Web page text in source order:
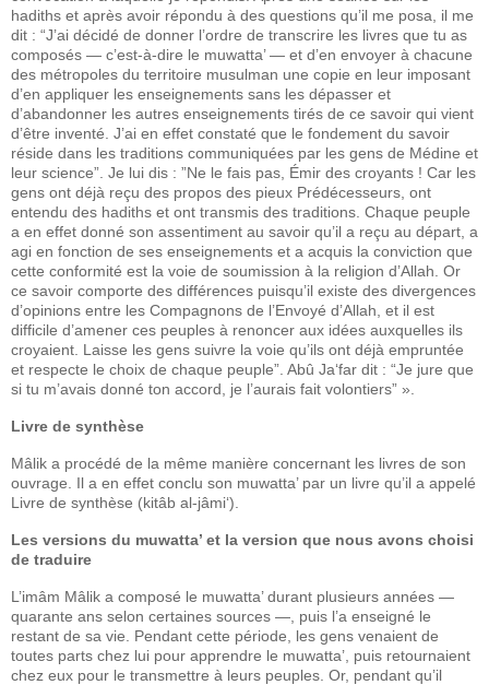
hadiths et après avoir répondu à des questions qu’il me posa, il me
dit : “J’ai décidé de donner l’ordre de transcrire les livres que tu as
composés — c’est-à-dire le muwatta’ — et d’en envoyer à chacune
des métropoles du territoire musulman une copie en leur imposant
d’en appliquer les enseignements sans les dépasser et
d’abandonner les autres enseignements tirés de ce savoir qui vient
d’être inventé. J’ai en effet constaté que le fondement du savoir
réside dans les traditions communiquées par les gens de Médine et
leur science”. Je lui dis : ”Ne le fais pas, Émir des croyants ! Car les
gens ont déjà reçu des propos des pieux Prédécesseurs, ont
entendu des hadiths et ont transmis des traditions. Chaque peuple
a en effet donné son assentiment au savoir qu’il a reçu au départ, a
agi en fonction de ses enseignements et a acquis la conviction que
cette conformité est la voie de soumission à la religion d’Allah. Or
ce savoir comporte des différences puisqu’il existe des divergences
d’opinions entre les Compagnons de l’Envoyé d’Allah, et il est
difficile d’amener ces peuples à renoncer aux idées auxquelles ils
croyaient. Laisse les gens suivre la voie qu’ils ont déjà empruntée
et respecte le choix de chaque peuple”. Abû Ja‘far dit : “Je jure que
si tu m’avais donné ton accord, je l’aurais fait volontiers” ».
Livre de synthèse
Mâlik a procédé de la même manière concernant les livres de son
ouvrage. Il a en effet conclu son muwatta’ par un livre qu’il a appelé
Livre de synthèse (kitâb al-jâmi‘).
Les versions du muwatta’ et la version que nous avons choisi
de traduire
L’imâm Mâlik a composé le muwatta’ durant plusieurs années —
quarante ans selon certaines sources —, puis l’a enseigné le
restant de sa vie. Pendant cette période, les gens venaient de
toutes parts chez lui pour apprendre le muwatta’, puis retournaient
chez eux pour le transmettre à leurs peuples. Or, pendant qu’il